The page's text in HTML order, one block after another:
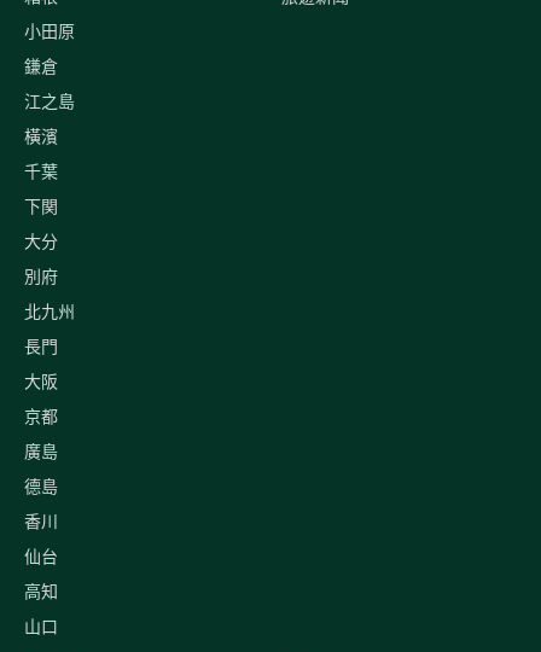
小田原
鎌倉
江之島
橫濱
千葉
下関
大分
別府
北九州
長門
大阪
京都
廣島
德島
香川
仙台
高知
山口